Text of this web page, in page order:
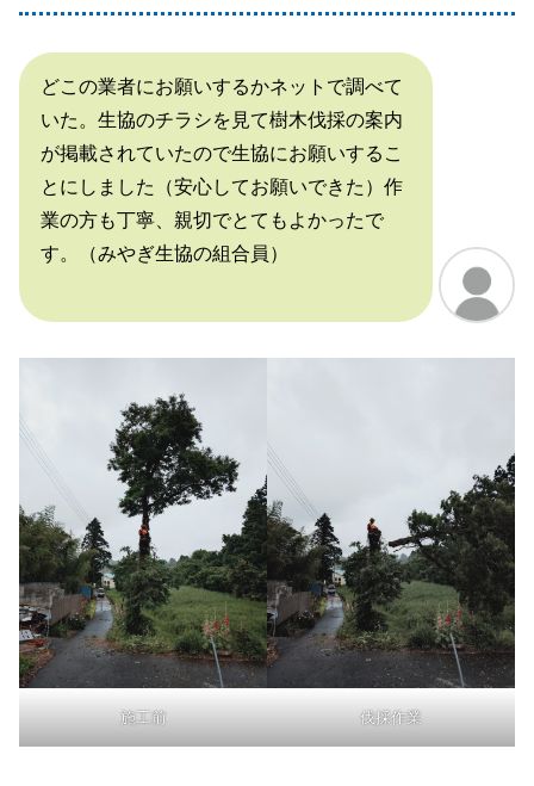
どこの業者にお願いするかネットで調べて
いた。生協のチラシを見て樹木伐採の案内
が掲載されていたので生協にお願いするこ
とにしました（安心してお願いできた）作
業の方も丁寧、親切でとてもよかったで
す。（みやぎ生協の組合員）
施工前 伐採作業